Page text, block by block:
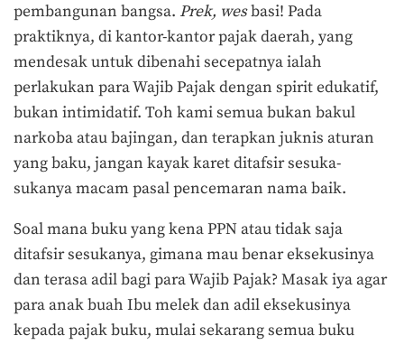
pembangunan bangsa. Prek, wesbasi! Pada
praktiknya, di kantor-kantor pajak daerah, yang
mendesak untuk dibenahi secepatnya ialah
perlakukan para Wajib Pajak dengan spirit edukatif,
bukan intimidatif. Toh kami semua bukan bakul
narkoba atau bajingan, dan terapkan juknis aturan
yang baku, jangan kayak karet ditafsir sesuka-
sukanya macam pasal pencemaran nama baik.
Soal mana buku yang kena PPN atau tidak saja
ditafsir sesukanya, gimana mau benar eksekusinya
dan terasa adil bagi para Wajib Pajak? Masak iya agar
para anak buah Ibu melek dan adil eksekusinya
kepada pajak buku, mulai sekarang semua buku